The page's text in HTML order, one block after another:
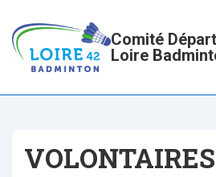
passer
contenu
principal
Comité
Loire